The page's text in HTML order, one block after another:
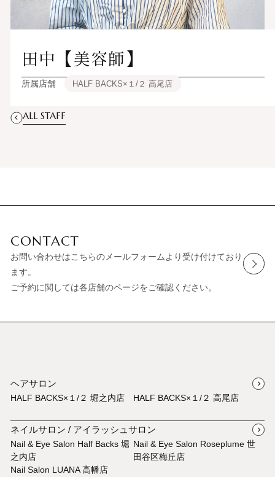
田中【美容師】
所属店舗 HALF BACKS×１/２ 高尾店
ALL STAFF
CONTACT
お問い合わせはこちらのメールフォームより受け付けており
ます。
ご予約に関しては各店舗のページをご確認ください。
ヘアサロン
HALF BACKS×１/２ 堀之内店 HALF BACKS×１/２ 高尾店
ネイルサロン / アイラッシュサロン
Nail & Eye Salon Half Backs 堀
之内店
Nail & Eye Salon Roseplume 世
田谷区梅丘店
Nail Salon LUANA 高幡店